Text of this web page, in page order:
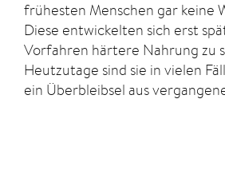
frühesten Menschen gar keine
Diese entwickelten sich erst
Vorfahren härtere Nahrung zu
Heutzutage sind sie in vielen
ein Überbleibsel aus